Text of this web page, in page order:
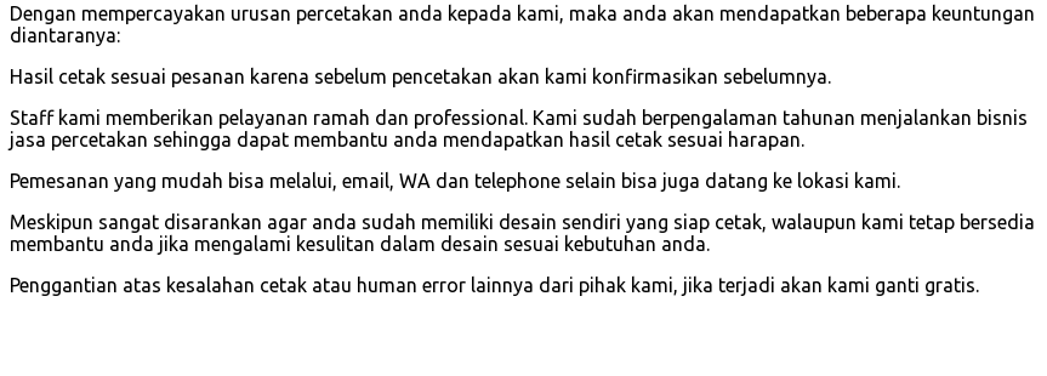
Dengan mempercayakan urusan percetakan anda kepada kami, maka anda akan mendapatkan beberapa keuntungan
diantaranya:
Hasil cetak sesuai pesanan karena sebelum pencetakan akan kami konfirmasikan sebelumnya.
Staff kami memberikan pelayanan ramah dan professional. Kami sudah berpengalaman tahunan menjalankan bisnis
jasa percetakan sehingga dapat membantu anda mendapatkan hasil cetak sesuai harapan.
Pemesanan yang mudah bisa melalui, email, WA dan telephone selain bisa juga datang ke lokasi kami.
Meskipun sangat disarankan agar anda sudah memiliki desain sendiri yang siap cetak, walaupun kami tetap bersedia
membantu anda jika mengalami kesulitan dalam desain sesuai kebutuhan anda.
Penggantian atas kesalahan cetak atau human error lainnya dari pihak kami, jika terjadi akan kami ganti gratis.